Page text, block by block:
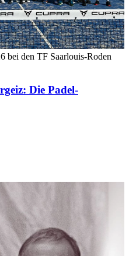
bei den TF Saarlouis-Roden
Die Padel-